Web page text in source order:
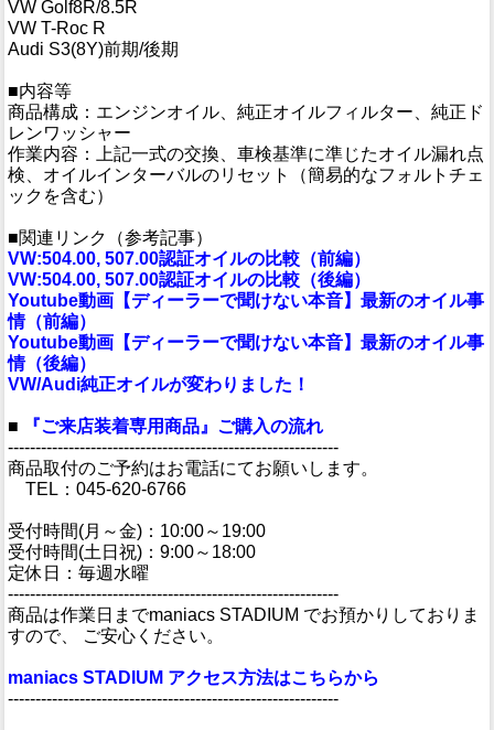
VW Golf8R/8.5R
VW T-Roc R
Audi S3(8Y)前期/後期
■内容等
商品構成：エンジンオイル、純正オイルフィルター、純正ド
レンワッシャー
作業内容：上記一式の交換、車検基準に準じたオイル漏れ点
検、オイルインターバルのリセット（簡易的なフォルトチェ
ックを含む）
■関連リンク（参考記事）
VW:504.00, 507.00認証オイルの比較（前編）
VW:504.00, 507.00認証オイルの比較（後編）
Youtube動画【ディーラーで聞けない本音】最新のオイル事
情（前編）
Youtube動画【ディーラーで聞けない本音】最新のオイル事
情（後編）
VW/Audi純正オイルが変わりました！
■ 『ご来店装着専用商品』ご購入の流れ
------------------------------------------------------------
商品取付のご予約はお電話にてお願いします。
TEL：045-620-6766
受付時間(月～金)：10:00～19:00
受付時間(土日祝)：9:00～18:00
定休日：毎週水曜
------------------------------------------------------------
商品は作業日までmaniacs STADIUM でお預かりしておりま
すので、 ご安心ください。
maniacs STADIUM アクセス方法はこちらから
------------------------------------------------------------